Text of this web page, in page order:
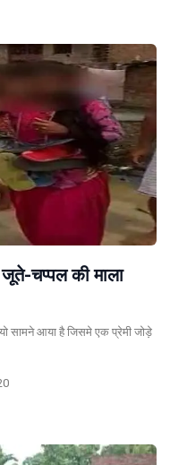
चप्पल की माला
सामने आया है जिसमे एक प्रेमी जोड़े